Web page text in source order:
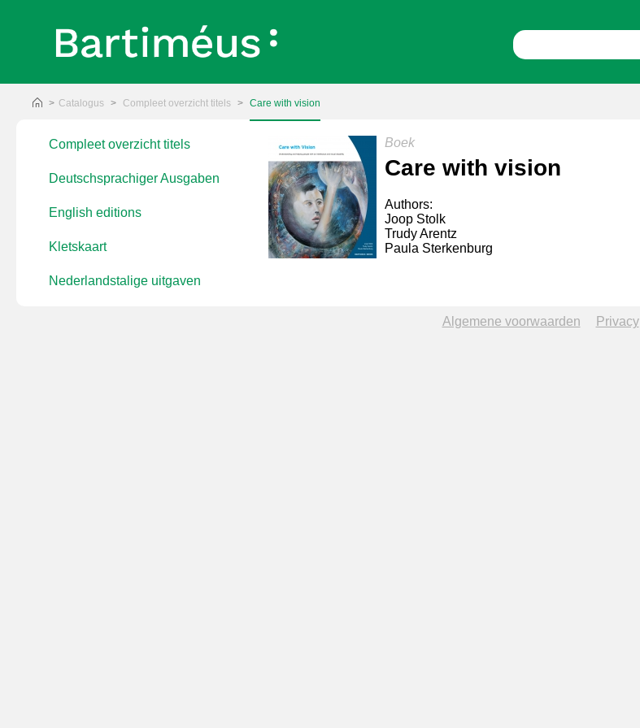
Catalogus Compleet overzicht titels Care with vision
Compleet overzicht titels
Deutschsprachiger Ausgaben
English editions
Kletskaart
Nederlandstalige uitgaven
Boek
Care with vision
Authors:
Joop Stolk
Trudy Arentz
Paula Sterkenburg
plaatsen
Algemene voorwaarden Privacy